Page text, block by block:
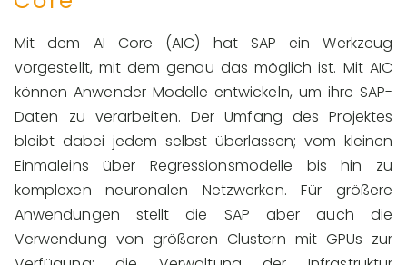
Mit dem AI Core (AIC) hat SAP ein Werkzeug
vorgestellt, mit dem genau das möglich ist. Mit AIC
können Anwender Modelle entwickeln, um ihre SAP-
Daten zu verarbeiten. Der Umfang des Projektes
bleibt dabei jedem selbst überlassen; vom kleinen
Einmaleins über Regressionsmodelle bis hin zu
komplexen neuronalen Netzwerken. Für größere
Anwendungen stellt die SAP aber auch die
Verwendung von größeren Clustern mit GPUs zur